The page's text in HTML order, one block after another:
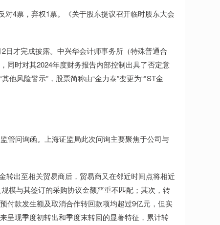
4票，弃权1票。《关于股东提议召开临时股东大会
日才完成披露。中兴华会计师事务所（特殊普通合
同时对其2024年度财务报告内部控制出具了否定意
他风险警示”，股票简称由“金力泰”变更为“*ST金
管问询函。上海证监局此次问询主要聚焦于公司与
转出至相关贸易商后，贸易商又在邻近时间点将相近
模与其签订的采购协议金额严重不匹配；其次，转
付款发生额及取消合作转回款项均超过9亿元，但实
呈现季度初转出和季度末转回的显著特征，累计转